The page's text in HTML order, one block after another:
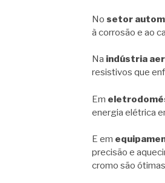
No setor
à corrosão e ao
Na indústria
resistivos que
Em
energia elétrica
E em
precisão e
cromo são